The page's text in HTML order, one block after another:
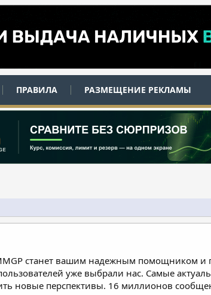
ПРАВИЛА РАЗМЕЩЕНИЕ РЕКЛАМЫ
станет вашим надежным помощником
уже выбрали нас. Самые
новые перспективы. 16 миллионов